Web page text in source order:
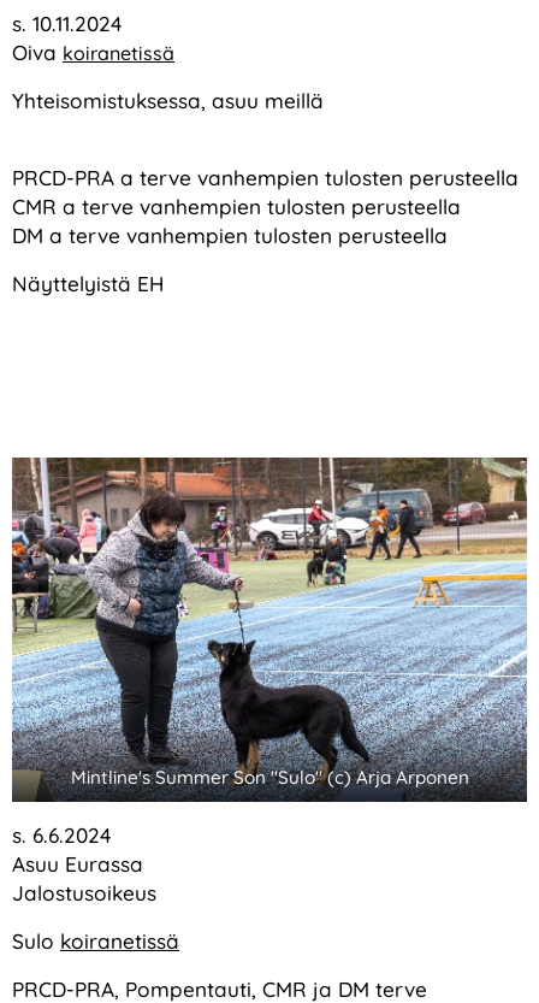
s. 10.11.2024
Oiva koiranetissä
Yhteisomistuksessa, asuu meillä
PRCD-PRA a terve vanhempien tulosten perusteella
CMR a terve vanhempien tulosten perusteella
DM a terve vanhempien tulosten perusteella
Näyttelyistä EH
Mintline's Summer Son "Sulo" (c) Arja Arponen
s. 6.6.2024
Asuu Eurassa
Jalostusoikeus
Sulo koiranetissä
PRCD-PRA, Pompentauti, CMR ja DM terve